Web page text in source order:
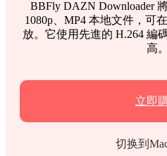
BBFly DAZN Downloader
1080p、MP4 本地文件，可
放。它使用先進的 H.264 編
高。
立即
切换到